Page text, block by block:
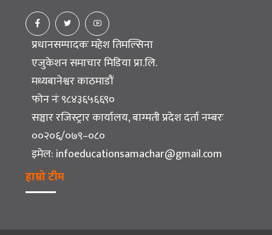
प्रधानसम्पादकः महेश तिमल्सिना
एजुकेशन समाचार मिडिया प्रा.लि.
मध्यबानेश्वर काठमाडौं
फोन नंः ९८४३६५६६९०
सञ्चार रजिस्ट्रार कार्यालय, बाग्मती प्रदेश दर्ता नम्बरः
००२०६/०७९–०८०
इमेल: infoeducationsamachar@gmail.com
हाम्रो टीम